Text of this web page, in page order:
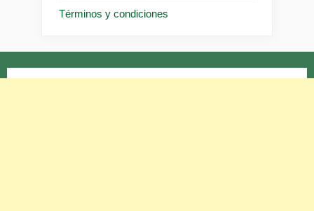
Términos y condiciones